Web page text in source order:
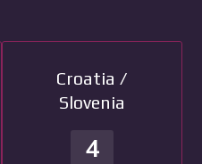
Croatia /
Slovenia
4